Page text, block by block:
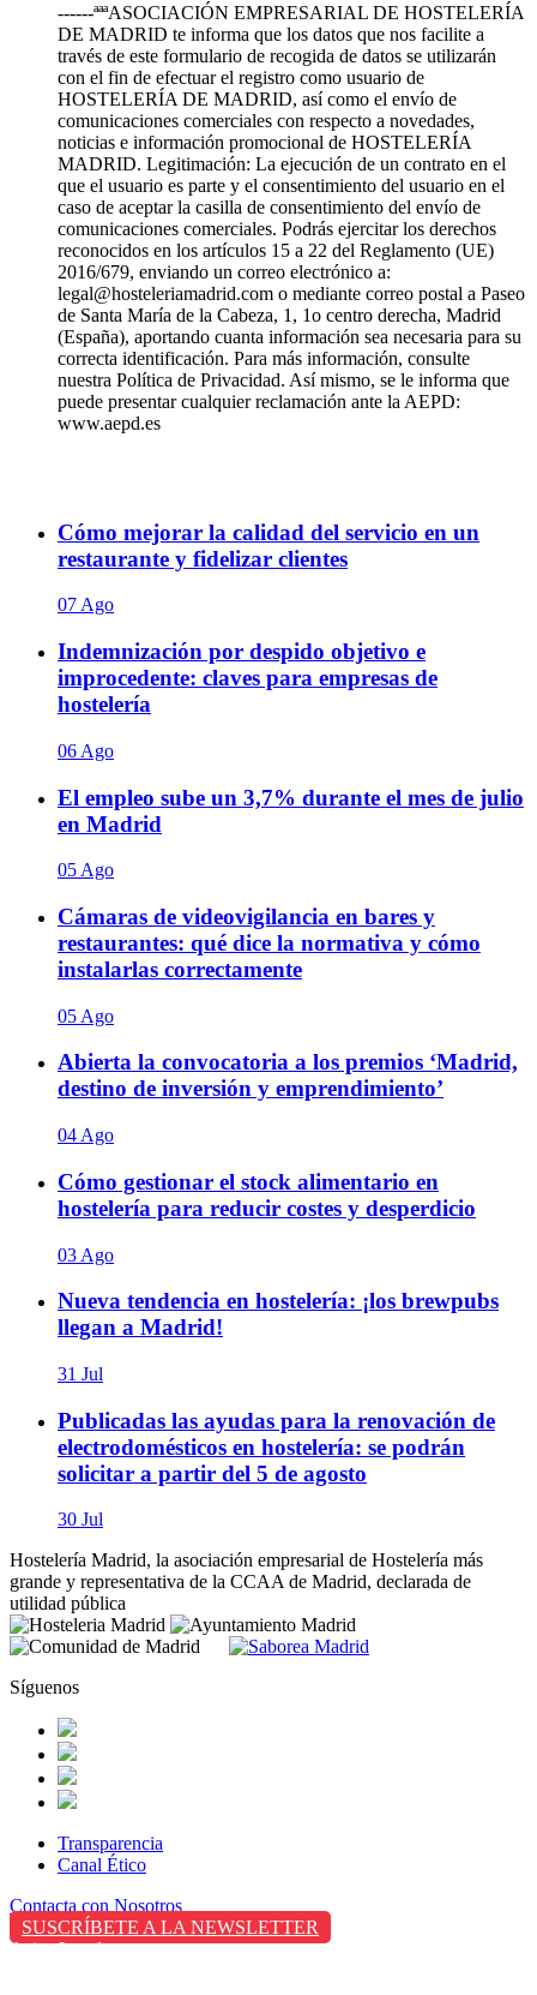
------ªªªASOCIACIÓN EMPRESARIAL DE HOSTELERÍA
DE MADRID te informa que los datos que nos facilite a
través de este formulario de recogida de datos se utilizarán
con el fin de efectuar el registro como usuario de
HOSTELERÍA DE MADRID, así como el envío de
comunicaciones comerciales con respecto a novedades,
noticias e información promocional de HOSTELERÍA
MADRID. Legitimación: La ejecución de un contrato en el
que el usuario es parte y el consentimiento del usuario en el
caso de aceptar la casilla de consentimiento del envío de
comunicaciones comerciales. Podrás ejercitar los derechos
reconocidos en los artículos 15 a 22 del Reglamento (UE)
2016/679, enviando un correo electrónico a:
legal@hosteleriamadrid.com o mediante correo postal a Paseo
de Santa María de la Cabeza, 1, 1o centro derecha, Madrid
(España), aportando cuanta información sea necesaria para su
correcta identificación. Para más información, consulte
nuestra Política de Privacidad. Así mismo, se le informa que
puede presentar cualquier reclamación ante la AEPD:
www.aepd.es
Cómo mejorar la calidad del servicio en un
restaurante y fidelizar clientes
07 Ago
Indemnización por despido objetivo e
improcedente: claves para empresas de
hostelería
06 Ago
El empleo sube un 3,7% durante el mes de julio
en Madrid
05 Ago
Cámaras de videovigilancia en bares y
restaurantes: qué dice la normativa y cómo
instalarlas correctamente
05 Ago
Abierta la convocatoria a los premios ‘Madrid,
destino de inversión y emprendimiento’
04 Ago
Cómo gestionar el stock alimentario en
hostelería para reducir costes y desperdicio
03 Ago
Nueva tendencia en hostelería: ¡los brewpubs
llegan a Madrid!
31 Jul
Publicadas las ayudas para la renovación de
electrodomésticos en hostelería: se podrán
solicitar a partir del 5 de agosto
30 Jul
Hostelería Madrid, la asociación empresarial de Hostelería más
grande y representativa de la CCAA de Madrid, declarada de
utilidad pública
Síguenos
Transparencia
Canal Ético
Contacta con Nosotros
SUSCRÍBETE A LA NEWSLETTER
Aviso Legal